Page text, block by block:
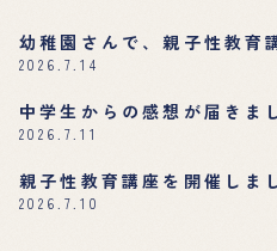
幼稚園さんで、親子性教育
2026.7.14
中学生からの感想が届きま
2026.7.11
親子性教育講座を開催しま
2026.7.10